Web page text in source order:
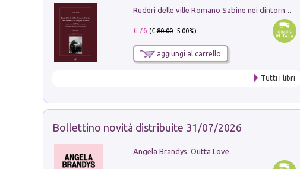
€ 76 (€80.00- 5.00%)
aggiungi al carrello
Tutti i libri
Bollettino novità distribuite 31/07/2026
Angela Brandys. Outta Love